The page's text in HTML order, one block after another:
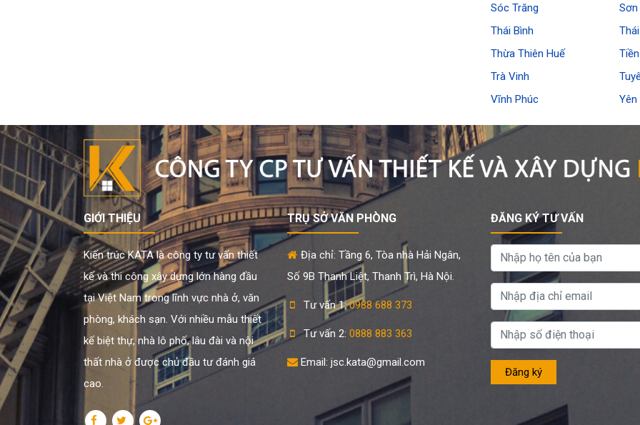
Sóc Trăng
Sơn
Thái Bình
Thừa Thiên Huế
Trà Vinh
Vĩnh Phúc
Yên
GIỚI THIỆU
Kiến trúc KATA là công ty tư vấn thiết
kế và thi công xây dựng lớn hàng đầu
tại Việt Nam trong lĩnh vực nhà ở, văn
phòng, khách sạn. Với nhiều mẫu thiết
kế biệt thự, nhà lô phố, lâu đài và nội
thất nhà ở được chủ đầu tư đánh giá
cao.
TRỤ SỞ VĂN PHÒNG
Địa chỉ: Tầng 6, Tòa nhà Hải Ngân,
Số 9B Thanh Liệt, Thanh Trì, Hà Nội.
Tư vấn 1:0988 688 373
Tư vấn 2: 0888 883 363
Email: jsc.kata@gmail.com
ĐĂNG KÝ TƯ VẤN